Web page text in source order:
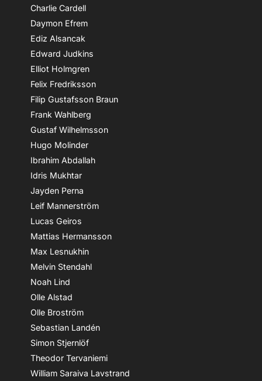
Charlie Cardell
Daymon Efrem
Ediz Alsancak
Edward Judkins
Elliot Holmgren
Felix Fredriksson
Filip Gustafsson Braun
Frank Wahlberg
Gustaf Wilhelmsson
Hugo Molinder
Ibrahim Abdallah
Idris Mukhtar
Jayden Perna
Leif Mannerström
Lucas Geiros
Mattias Hermansson
Max Lesnukhin
Melvin Stendahl
Noah Lind
Olle Alstad
Olle Broström
Sebastian Landén
Simon Stjernlöf
Theodor Tervaniemi
William Saraiva Lavstrand